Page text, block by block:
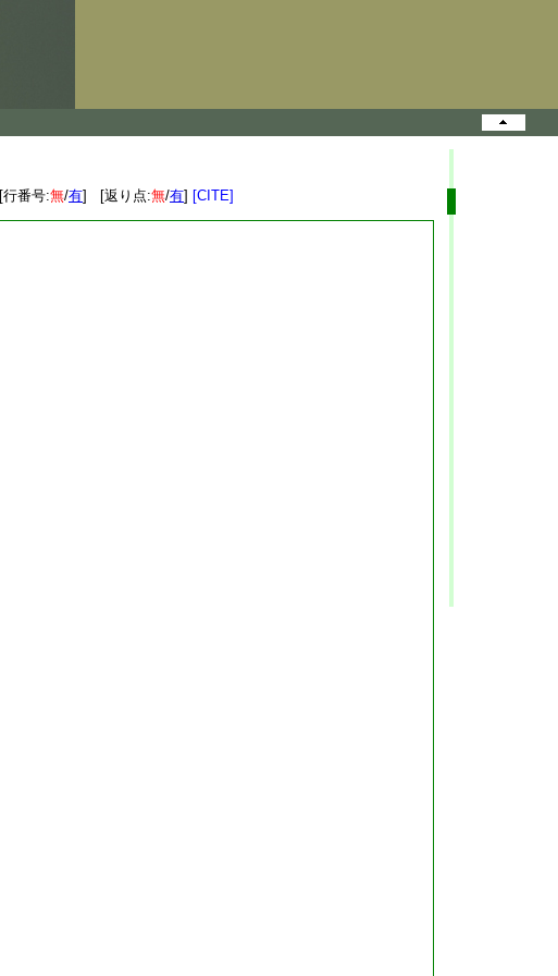
[行番号:無/有] [返り点:無/有] [CITE]